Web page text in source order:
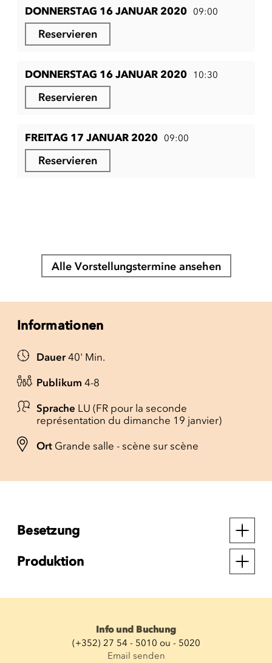
DONNERSTAG 16 JANUAR 2020 09:00
Reservieren
DONNERSTAG 16 JANUAR 2020 10:30
Reservieren
FREITAG 17 JANUAR 2020 09:00
Reservieren
Alle Vorstellungstermine ansehen
Informationen
Dauer 40' Min.
Publikum 4-8
Sprache LU (FR pour la seconde
représentation du dimanche 19 janvier)
Ort Grande salle - scène sur scène
Besetzung
Produktion
Info und Buchung
(+352) 27 54 - 5010 ou - 5020
Email senden